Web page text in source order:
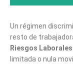
Un régimen
resto de
Riesgos Laborales
limitada o nula